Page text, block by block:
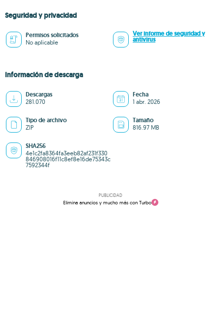
Seguridad y privacidad
Permisos solicitados
No aplicable
Ver informe de seguridad y
antivirus
Información de descarga
Descargas
281.070
Fecha
1 abr. 2026
Tipo de archivo
ZIP
Tamaño
816.97 MB
SHA256
4e1c2fa8364fa3eeb82af231f330
846908016f11c8ef8e16de75343c
7592344f
PUBLICIDAD
Elimina anuncios y mucho más con Turbo